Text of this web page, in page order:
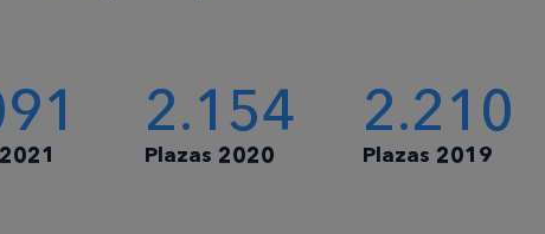
2.154
Plazas 2020
2.210
Plazas 2019